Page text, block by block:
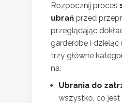
Rozpocznij proces
ubrań przed
przeglądając
garderobę i dzieląc
trzy główne
na:
Ubrania do
wszystko, co jest